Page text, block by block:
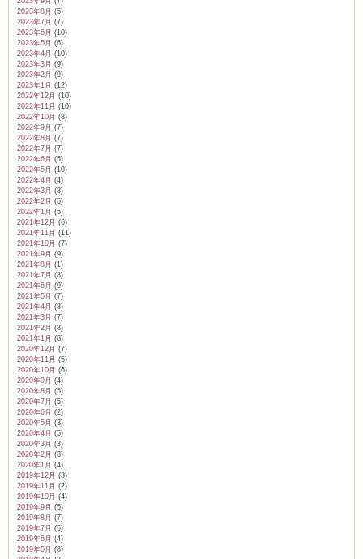
2023年8月 (5)
2023年7月 (7)
2023年6月 (10)
2023年5月 (6)
2023年4月 (10)
2023年3月 (9)
2023年2月 (9)
2023年1月 (12)
2022年12月 (10)
2022年11月 (10)
2022年10月 (8)
2022年9月 (7)
2022年8月 (7)
2022年7月 (7)
2022年6月 (5)
2022年5月 (10)
2022年4月 (4)
2022年3月 (8)
2022年2月 (5)
2022年1月 (5)
2021年12月 (6)
2021年11月 (11)
2021年10月 (7)
2021年9月 (9)
2021年8月 (1)
2021年7月 (8)
2021年6月 (9)
2021年5月 (7)
2021年4月 (8)
2021年3月 (7)
2021年2月 (8)
2021年1月 (8)
2020年12月 (7)
2020年11月 (5)
2020年10月 (6)
2020年9月 (4)
2020年8月 (5)
2020年7月 (5)
2020年6月 (2)
2020年5月 (3)
2020年4月 (5)
2020年3月 (3)
2020年2月 (3)
2020年1月 (4)
2019年12月 (3)
2019年11月 (2)
2019年10月 (4)
2019年9月 (5)
2019年8月 (7)
2019年7月 (5)
2019年6月 (4)
2019年5月 (8)